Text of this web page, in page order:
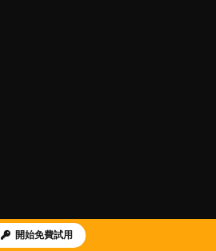
開始免費試用